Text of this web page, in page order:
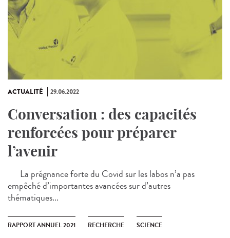
ACTUALITÉ 29.06.2022
Conversation : des capacités
renforcées pour préparer
l’avenir
La prégnance forte du Covid sur les labos n’a pas
empêché d’importantes avancées sur d’autres
thématiques...
RAPPORT ANNUEL 2021 RECHERCHE SCIENCE